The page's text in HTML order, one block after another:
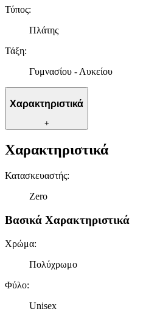
Τύπος:
Πλάτης
Τάξη:
Γυμνασίου - Λυκείου
Χαρακτηριστικά
+
Χαρακτηριστικά
Κατασκευαστής:
Zero
Βασικά Χαρακτηριστικά
Χρώμα:
Πολύχρωμο
Φύλο:
Unisex